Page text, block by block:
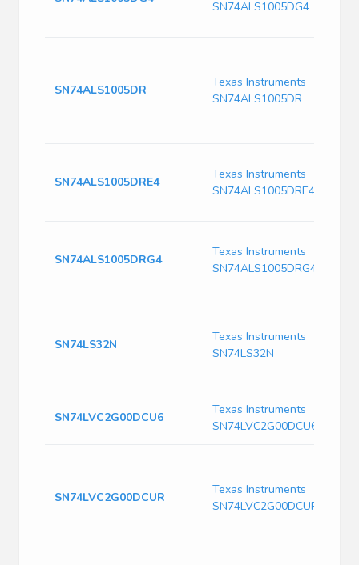
SN74ALS1005DG4
SN74ALS1005DR
Texas Instruments
SN74ALS1005DR
SN74ALS1005DRE4
Texas Instruments
SN74ALS1005DRE4
SN74ALS1005DRG4
Texas Instruments
SN74ALS1005DRG4
SN74LS32N
Texas Instruments
SN74LS32N
SN74LVC2G00DCU6
Texas Instruments
SN74LVC2G00DCU6
SN74LVC2G00DCUR
Texas Instruments
SN74LVC2G00DCUR